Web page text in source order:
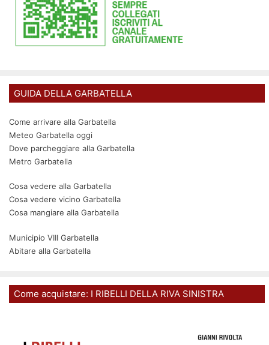
GUIDA DELLA GARBATELLA
Come arrivare alla Garbatella
Meteo Garbatella oggi
Dove parcheggiare alla Garbatella
Metro Garbatella
Cosa vedere alla Garbatella
Cosa vedere vicino Garbatella
Cosa mangiare alla Garbatella
Municipio VIII Garbatella
Abitare alla Garbatella
Come acquistare: I RIBELLI DELLA RIVA SINISTRA